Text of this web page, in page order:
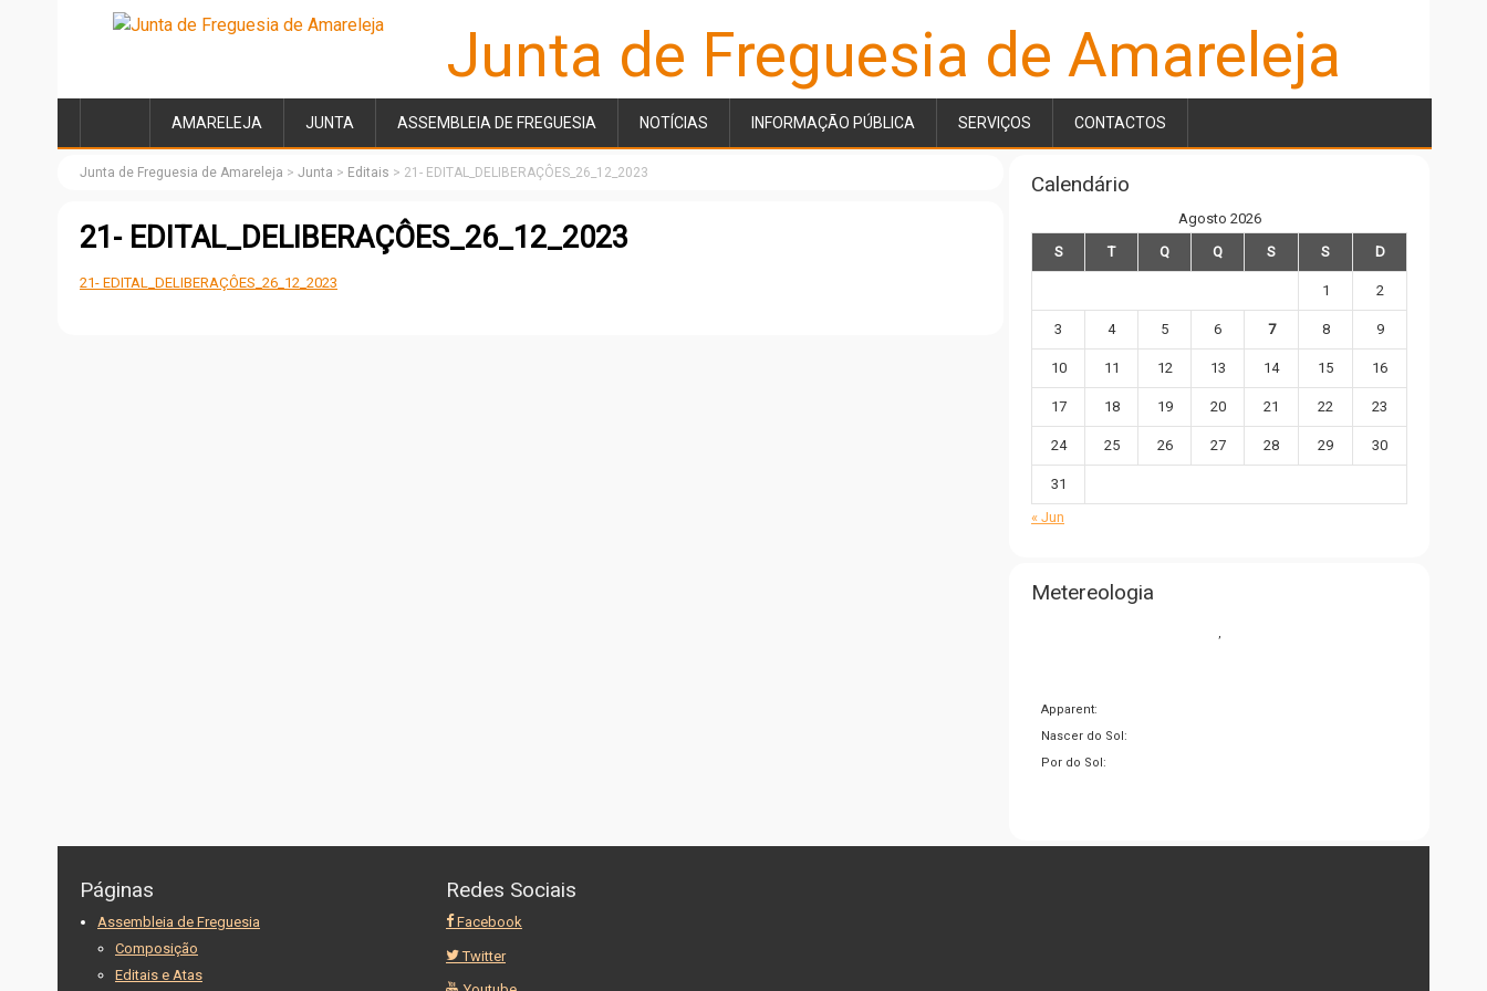
Junta de Freguesia de Amareleja
AMARELEJA JUNTA ASSEMBLEIA DE FREGUESIA NOTÍCIAS INFORMAÇÃO PÚBLICA SERVIÇOS CONTACTOS
Junta de Freguesia de Amareleja > Junta > Editais > 21- EDITAL_DELIBERAÇÔES_26_12_2023
21- EDITAL_DELIBERAÇÔES_26_12_2023
21- EDITAL_DELIBERAÇÔES_26_12_2023
Calendário
Agosto 2026
S
T Q Q S S D
1 2
3 4 5 6 7 8 9
10 11 12 13 14 15 16
17 18 19 20 21 22 23
24 25 26 27 28 29 30
31
« Jun
Metereologia
,
Apparent:
Nascer do Sol:
Por do Sol:
Páginas
Assembleia de Freguesia
Composição
Editais e Atas
Redes Sociais
Facebook
Twitter